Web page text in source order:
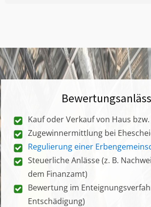
Kauf oder Verkauf von Haus
Zugewinnermittlung bei
Regulierung einer
Steuerliche Anlässe (z. B.
dem Finanzamt)
Bewertung im
Entschädigung)